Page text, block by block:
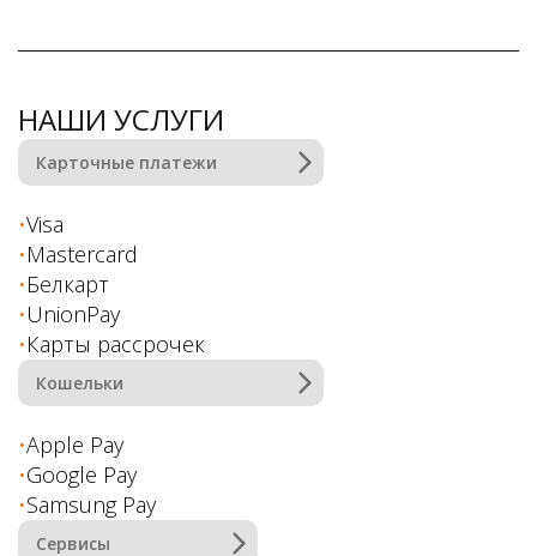
НАШИ УСЛУГИ
Карточные платежи
Visa
Mastercard
Белкарт
UnionPay
Карты рассрочек
Кошельки
Apple Pay
Google Pay
Samsung Pay
Сервисы